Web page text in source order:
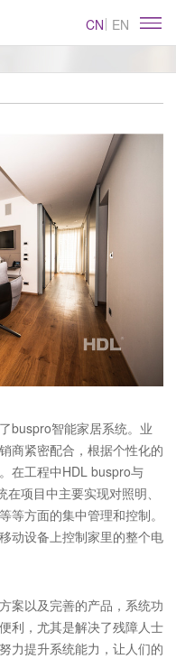
CN EN
buspro智能家居系统。业
商紧密配合，根据个性化的
在工程中HDL buspro与
项目中主要实现对照明、
等方面的集中管理和控制。
动设备上控制家里的整个电
案以及完善的产品，系统功
利，尤其是解决了残障人士
力提升系统能力，让人们的